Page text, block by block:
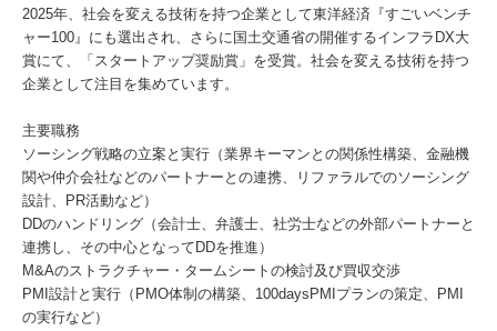
2025年、社会を変える技術を持つ企業として東洋経済『すごいベンチ
ャー100』にも選出され、さらに国土交通省の開催するインフラDX大
賞にて、「スタートアップ奨励賞」を受賞。社会を変える技術を持つ
企業として注目を集めています。
主要職務
ソーシング戦略の立案と実行（業界キーマンとの関係性構築、金融機
関や仲介会社などのパートナーとの連携、リファラルでのソーシング
設計、PR活動など）
DDのハンドリング（会計士、弁護士、社労士などの外部パートナーと
連携し、その中心となってDDを推進）
M&Aのストラクチャー・タームシートの検討及び買収交渉
PMI設計と実行（PMO体制の構築、100daysPMIプランの策定、PMI
の実行など）